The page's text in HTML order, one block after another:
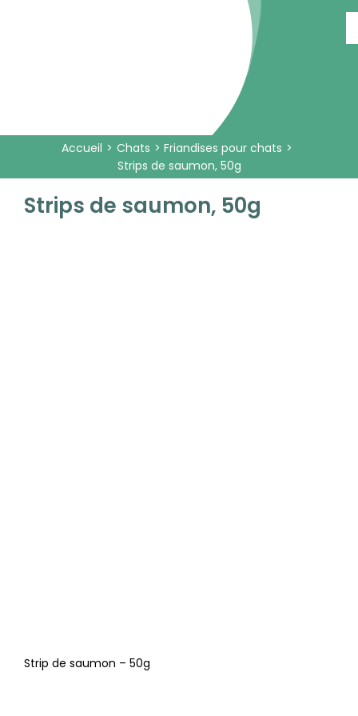
Accueil Chats
Friandises pour chats
Strips de saumon, 50g
Strips de saumon, 50g
Strip de saumon – 50g